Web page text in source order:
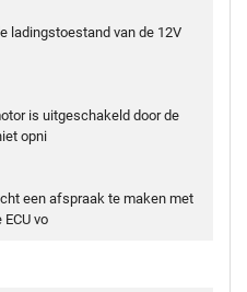
ladingstoestand van de 12V
is uitgeschakeld door de
opni
een afspraak te maken met
vo